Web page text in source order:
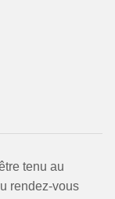
tenu au
rendez-vous